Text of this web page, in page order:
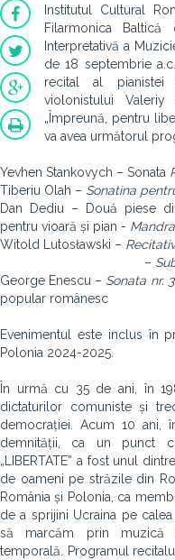
Institutul Cultural
Filarmonica
Interpretativă a
de 18 septembrie
recital al pianistei
violonistului Valeriy
„Împreună, pentru
va avea următorul
Yevhen Stankovych – Sonata
Tiberiu Olah – Sonatina
Dan Dediu – Două piese
pentru vioară și pian -
Witold Lutosławski –
–
George Enescu – Sonata nr.
popular românesc
Evenimentul este inclus în
Polonia 2024-2025.
În urmă cu 35 de ani, în
dictaturilor comuniste și
democrației. Acum 10 ani,
demnității, ca un punct
„LIBERTATE” a fost unul
de oameni pe străzile din
România și Polonia, ca
de a sprijini Ucraina pe
să marcăm prin muzică
temporală. Programul